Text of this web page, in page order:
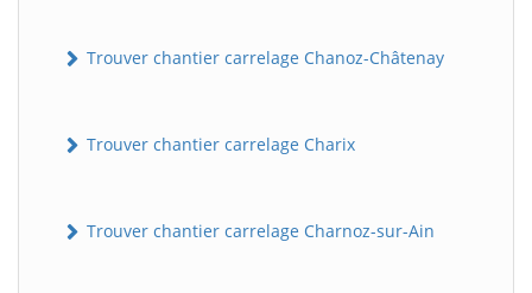
Trouver chantier carrelage Chanoz-Châtenay
Trouver chantier carrelage Charix
Trouver chantier carrelage Charnoz-sur-Ain